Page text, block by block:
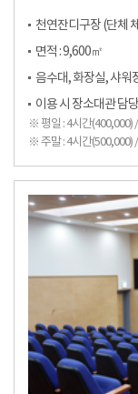
천연잔디구장 (단체
면적 : 9,600㎡
음수대, 화장실, 샤워
이용 시 장소대관 담
※ 평일 : 4시간(400,000)
※ 주말 : 4시간(500,000)